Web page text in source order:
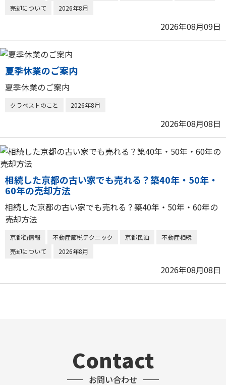
売却について
2026年8月
2026年08月09日
夏季休業のご案内
夏季休業のご案内
クラベストのこと 2026年8月
2026年08月08日
相続した京都の古い家でも売れる？築40年・50年・
60年の売却方法
相続した京都の古い家でも売れる？築40年・50年・60年の
売却方法
京都街情報 不動産節税テクニック 京都民泊
不動産相続
売却について
2026年8月
2026年08月08日
Contact
お問い合わせ